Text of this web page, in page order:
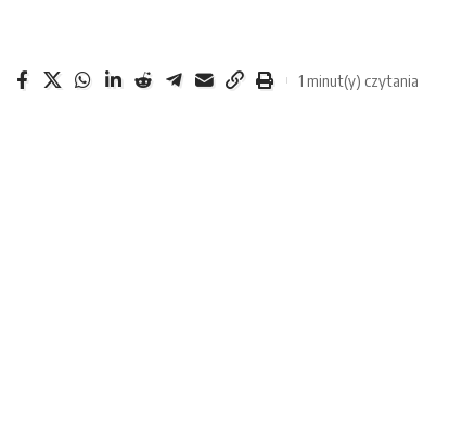
1 minut(y) czytania